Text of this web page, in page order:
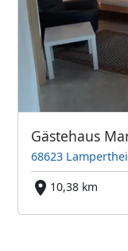
Gästehaus
68623
10,38 km